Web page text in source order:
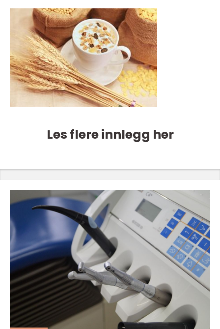
Les flere innlegg her